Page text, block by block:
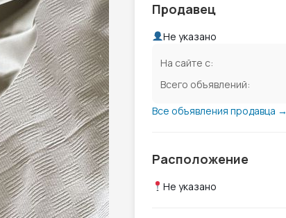
Продавец
Не указано
На сайте с:
Всего объявлений:
Все объявления продавца →
Расположение
Не указано